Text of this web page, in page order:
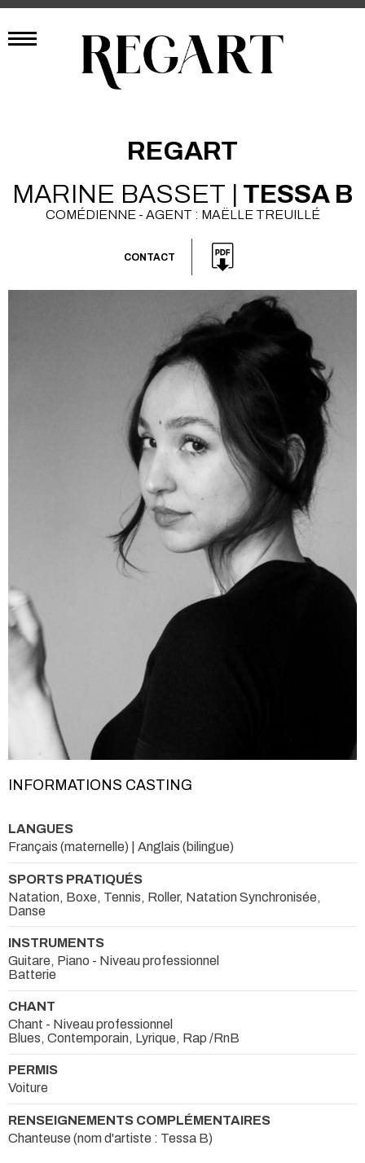
REGART
MARINE BASSET |
TESSA B
COMÉDIENNE - AGENT : MAËLLE TREUILLÉ
CONTACT
INFORMATIONS CASTING
LANGUES
Français (maternelle) | Anglais (bilingue)
SPORTS PRATIQUÉS
Natation, Boxe, Tennis, Roller, Natation Synchronisée,
Danse
INSTRUMENTS
Guitare, Piano - Niveau professionnel
Batterie
CHANT
Chant - Niveau professionnel
Blues, Contemporain, Lyrique, Rap /RnB
PERMIS
Voiture
RENSEIGNEMENTS COMPLÉMENTAIRES
Chanteuse (nom d'artiste : Tessa B)